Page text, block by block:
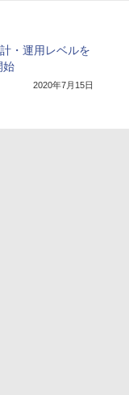
・運用レベルを
始
2020年7月15日